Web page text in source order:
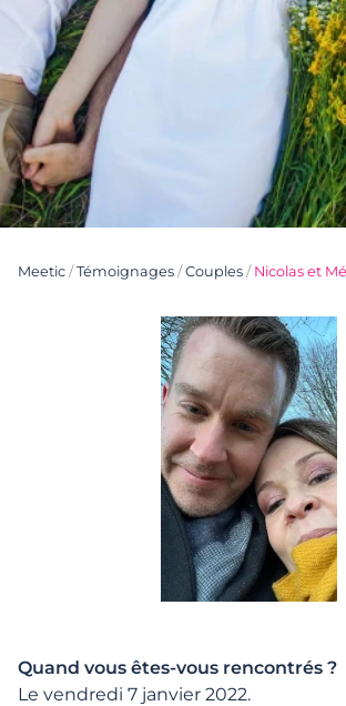
Meetic /Témoignages /Couples / Nicolas et
Quand vous êtes-vous rencontrés ?
Le vendredi 7 janvier 2022.